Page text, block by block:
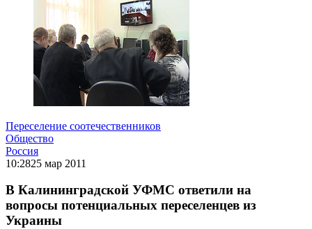
Переселение соотечественников
Общество
Россия
10:2825 мар 2011
В Калининградской УФМС ответили на
вопросы потенциальных переселенцев из
Украины